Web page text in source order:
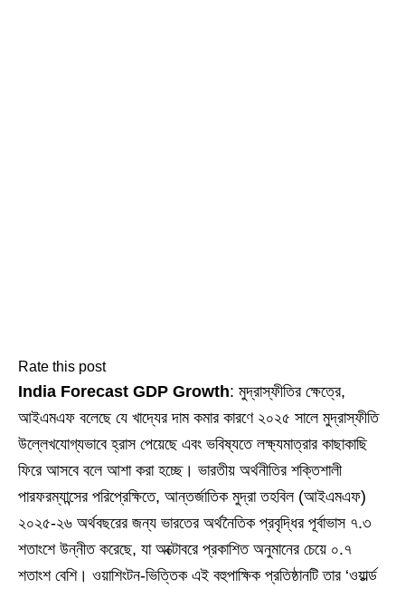
Rate this post
India Forecast GDP Growth: মুদ্রাস্ফীতির ক্ষেত্রে,
আইএমএফ বলেছে যে খাদ্যের দাম কমার কারণে ২০২৫ সালে মুদ্রাস্ফীতি
উল্লেখযোগ্যভাবে হ্রাস পেয়েছে এবং ভবিষ্যতে লক্ষ্যমাত্রার কাছাকাছি
ফিরে আসবে বলে আশা করা হচ্ছে। ভারতীয় অর্থনীতির শক্তিশালী
পারফরম্যান্সের পরিপ্রেক্ষিতে, আন্তর্জাতিক মুদ্রা তহবিল (আইএমএফ)
২০২৫-২৬ অর্থবছরের জন্য ভারতের অর্থনৈতিক প্রবৃদ্ধির পূর্বাভাস ৭.৩
শতাংশে উন্নীত করেছে, যা অক্টোবরে প্রকাশিত অনুমানের চেয়ে ০.৭
শতাংশ বেশি। ওয়াশিংটন-ভিত্তিক এই বহুপাক্ষিক প্রতিষ্ঠানটি তার ‘ওয়ার্ল্ড